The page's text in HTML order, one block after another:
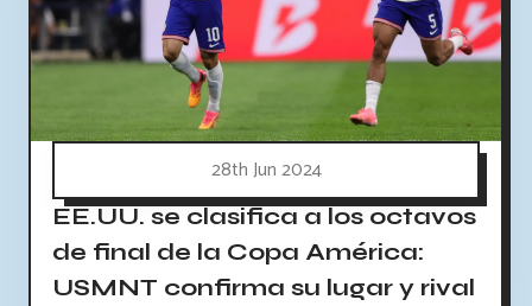
28th Jun 2024
EE.UU. se clasifica a los octavos
de final de la Copa América:
USMNT confirma su lugar y rival